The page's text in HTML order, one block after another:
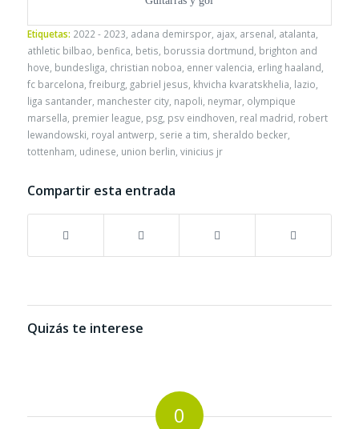
Etiquetas: 2022 - 2023 adana demirspor, ajax, arsenal atalanta
athletic bilbao benfica betis borussia dortmund brighton and
hove bundesliga christian noboa enner valencia erling haaland
fc barcelona freiburg, gabriel jesus khvicha kvaratskhelia lazio
liga santander, manchester city, napoli neymar, olympique
marsella premier league psg, psv eindhoven real madrid robert
lewandowski royal antwerp serie a tim sheraldo becker,
tottenham udinese union berlin vinicius jr
Compartir esta entrada
Quizás te interese
0